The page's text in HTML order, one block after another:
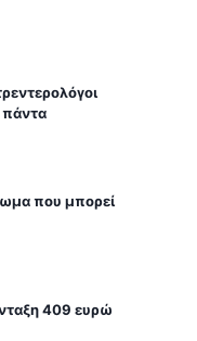
που μπορεί
409 ευρώ